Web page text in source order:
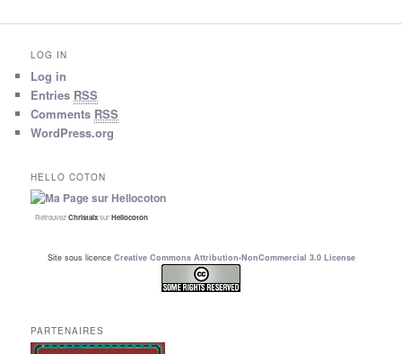
LOG IN
Log in
Entries RSS
Comments RSS
WordPress.org
HELLO COTON
RetrouvezChristalxsurHellocoton
Site sous licence Creative Commons Attribution-NonCommercial 3.0 License
PARTENAIRES